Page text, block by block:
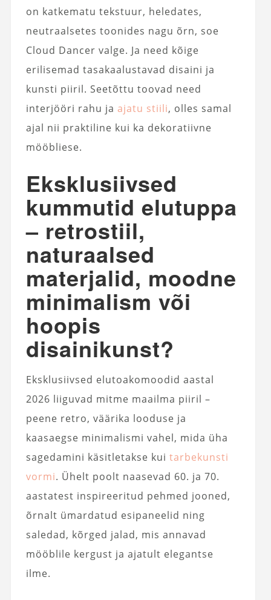
on katkematu tekstuur, heledates,
neutraalsetes toonides nagu õrn, soe
Cloud Dancer valge. Ja need kõige
erilisemad tasakaalustavad disaini ja
kunsti piiril. Seetõttu toovad need
interjööri rahu ja ajatu stiili, olles samal
ajal nii praktiline kui ka dekoratiivne
mööbliese.
Eksklusiivsed
kummutid elutuppa
– retrostiil,
naturaalsed
materjalid, moodne
minimalism või
hoopis
disainikunst?
Eksklusiivsed elutoakomoodid aastal
2026 liiguvad mitme maailma piiril –
peene retro, väärika looduse ja
kaasaegse minimalismi vahel, mida üha
sagedamini käsitletakse kui tarbekunsti
vormi. Ühelt poolt naasevad 60. ja 70.
aastatest inspireeritud pehmed jooned,
õrnalt ümardatud esipaneelid ning
saledad, kõrged jalad, mis annavad
mööblile kergust ja ajatult elegantse
ilme.